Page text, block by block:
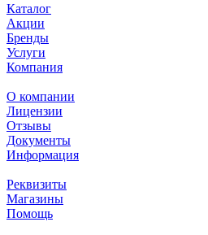
Каталог
Акции
Бренды
Услуги
Компания
О компании
Лицензии
Отзывы
Документы
Информация
Реквизиты
Магазины
Помощь